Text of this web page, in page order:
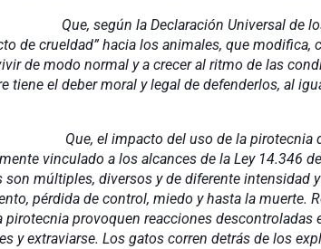
la Declaración Universal de los
de crueldad” hacia los animales, que modifica,
de modo normal y a crecer al ritmo de las
tiene el deber moral y legal de defenderlos, al
impacto del uso de la pirotecnia de
vinculado a los alcances de la Ley 14.346
son múltiples, diversos y de diferente intensidad
pérdida de control, miedo y hasta la muerte.
pirotecnia provoquen reacciones
y extraviarse. Los gatos corren detrás de los